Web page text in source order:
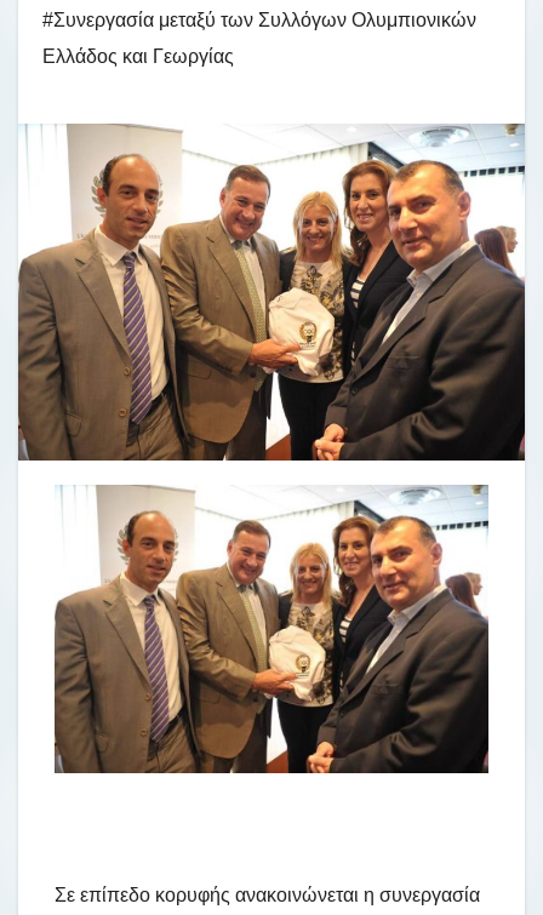
#Συνεργασία μεταξύ των Συλλόγων Ολυμπιονικών
Ελλάδος και Γεωργίας
Σε επίπεδο κορυφής ανακοινώνεται η συνεργασία